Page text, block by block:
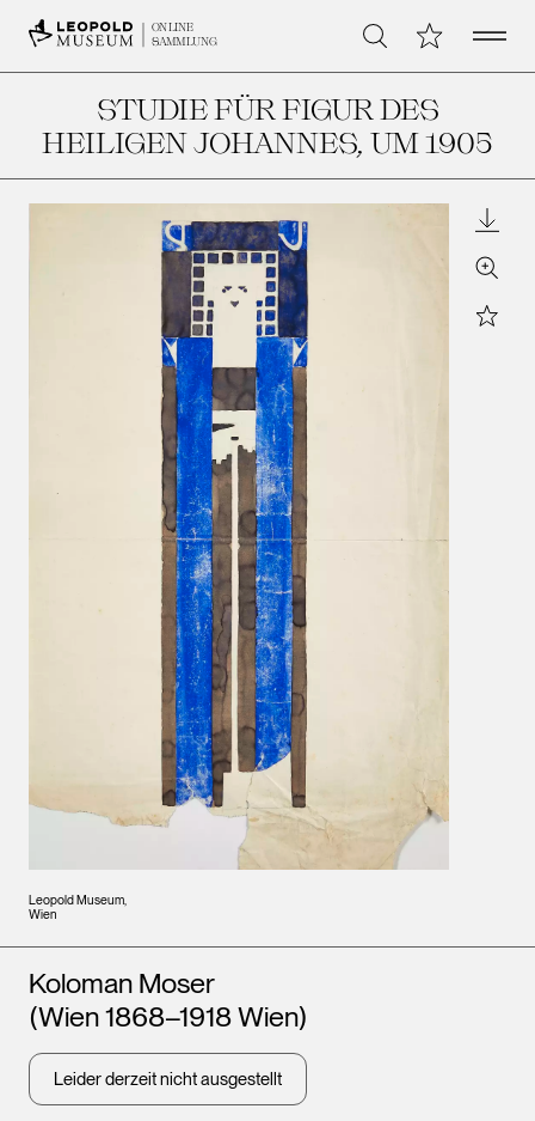
ONLINE
SAMMLUNG
Suche Meine Open
STUDIE FÜR FIGUR DES
HEILIGEN JOHANNES, UM 1905
Leopold Museum,
Wien
Zoom
Star
Künstler*innen
Koloman Moser
(Wien 1868–1918 Wien)
Leider derzeit nicht ausgestellt